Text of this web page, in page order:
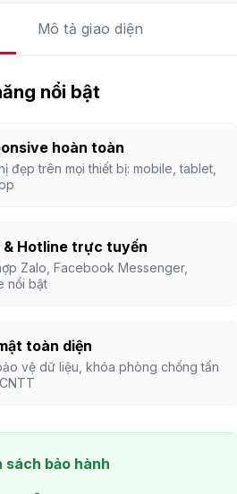
Mô tả giao diện
nổi bật
hoàn toàn
đẹp trên mọi thiết bị: mobile, tablet,
& Hotline trực tuyến
Zalo, Facebook Messenger,
nổi bật
toàn diện
vệ dữ liệu, khóa phòng chống tấn
sách bảo hành